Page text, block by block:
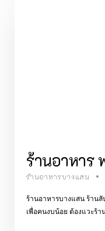
ร้านอาหาร
ร้านอาหารบางแสน
ร้านอาหารบางแสน ร้าน
เพื่อคนงบน้อย ต้องแวะร้